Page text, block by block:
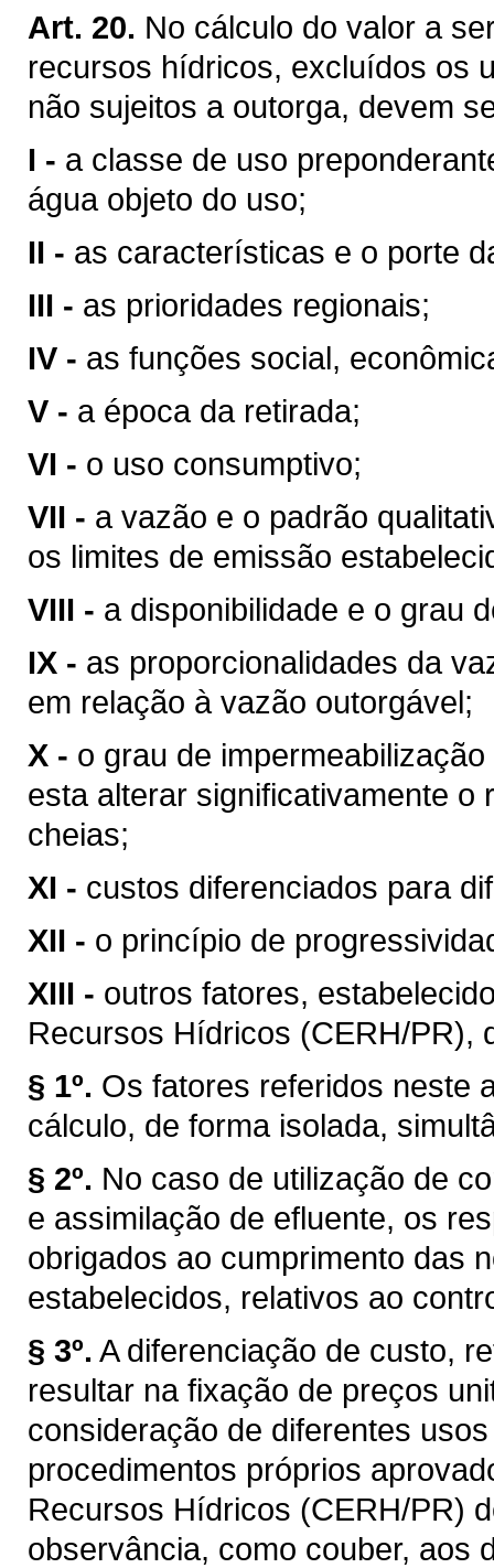
Art. 20. No cálculo do valor a
recursos hídricos, excluídos os
não sujeitos a outorga, devem
I - a classe de uso
água objeto do uso;
II - as características e o porte
III - as prioridades regionais;
IV - as funções social,
V - a época da retirada;
VI - o uso consumptivo;
VII - a vazão e o padrão
os limites de emissão
VIII - a disponibilidade e o grau
IX - as proporcionalidades da
em relação à vazão outorgável;
X - o grau de
esta alterar significativamente o
cheias;
XI - custos diferenciados para
XII - o princípio de
XIII - outros fatores,
Recursos Hídricos (CERH/PR),
§ 1º. Os fatores referidos neste
cálculo, de forma isolada,
§ 2º. No caso de utilização de
e assimilação de efluente, os
obrigados ao cumprimento das
estabelecidos, relativos ao
§ 3º. A diferenciação de custo,
resultar na fixação de preços
consideração de diferentes
procedimentos próprios
Recursos Hídricos (CERH/PR)
observância, como couber, aos